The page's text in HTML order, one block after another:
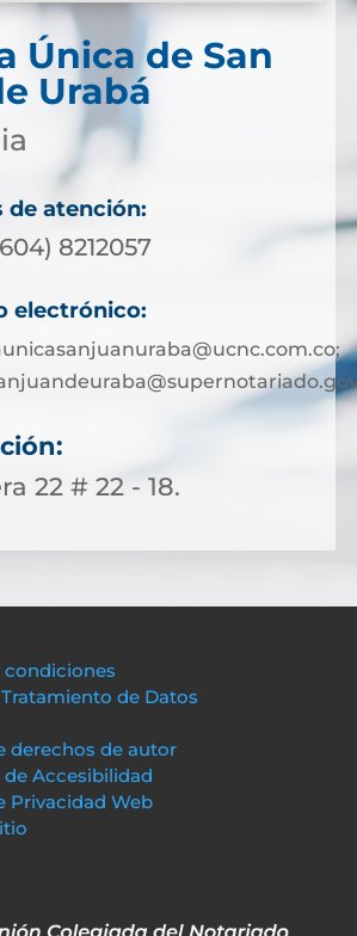
Única de San
Urabá
de atención:
8212057
electrónico:
22 # 22 - 18.
condiciones
de Datos
derechos de autor
de Accesibilidad
Privacidad Web